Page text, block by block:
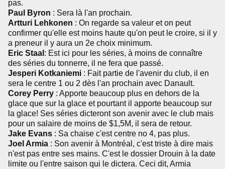
pas.
Paul Byron : Sera là l'an prochain.
Artturi Lehkonen : On regarde sa valeur et on peut
confirmer qu'elle est moins haute qu'on peut le croire, si il y
a preneur il y aura un 2e choix minimum.
Eric Staal : Est ici pour les séries, à moins de connaître
des séries du tonnerre, il ne fera que passé.
Jesperi Kotkaniemi : Fait partie de l'avenir du club, il en
sera le centre 1 ou 2 dès l'an prochain avec Danault.
Corey Perry : Apporte beaucoup plus en dehors de la
glace que sur la glace et pourtant il apporte beaucoup sur
la glace! Ses séries dicteront son avenir avec le club mais
pour un salaire de moins de $1,5M, il sera de retour.
Jake Evans : Sa chaise c'est centre no 4, pas plus.
Joel Armia : Son avenir à Montréal, c'est triste à dire mais
n'est pas entre ses mains. C'est le dossier Drouin à la date
limite ou l'entre saison qui le dictera. Ceci dit, Armia